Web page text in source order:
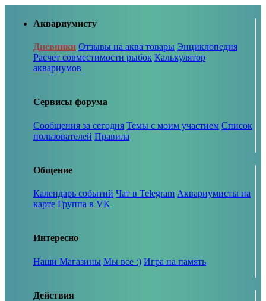
Аквариумисту
Дневники Отзывы на аква товары Энциклопедия
Расчет совместимости рыбок Калькулятор
аквариумов
Сервисы форума
Сообщения за сегодня Темы с моим участием Список
пользователей Правила
Общение
Календарь событий Чат в Telegram Аквариумисты на
карте Группа в VK
Интересно
Наши Магазины Мы все :) Игра на память
Действия